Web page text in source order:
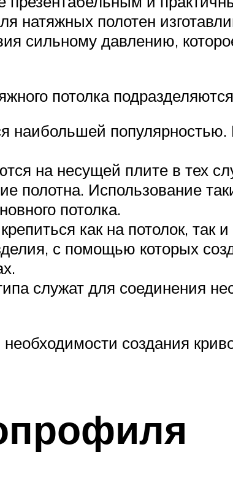
натяжных полотен
сильному давлению,
потолка
наибольшей популярностью.
на несущей плите в тех
полотна. Использование
потолка.
как на потолок, так
с помощью которых
служат для соединения
создания